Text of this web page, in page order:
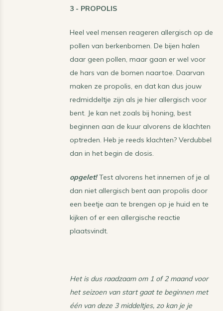
3 - PROPOLIS
Heel veel mensen reageren allergisch op de
pollen van berkenbomen. De bijen halen
daar geen pollen, maar gaan er wel voor
de hars van de bomen naartoe. Daarvan
maken ze propolis, en dat kan dus jouw
redmiddeltje zijn als je hier allergisch voor
bent. Je kan net zoals bij honing, best
beginnen aan de kuur alvorens de klachten
optreden. Heb je reeds klachten? Verdubbel
dan in het begin de dosis.
opgelet!Test alvorens het innemen of je al
dan niet allergisch bent aan propolis door
een beetje aan te brengen op je huid en te
kijken of er een allergische reactie
plaatsvindt.
Het is dus raadzaam om 1 of 2 maand voor
het seizoen van start gaat te beginnen met
één van deze 3 middeltjes, zo kan je je